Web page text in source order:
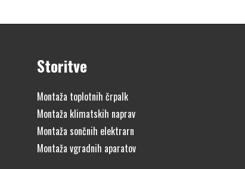
Storitve
Montaža toplotnih črpalk
Montaža klimatskih naprav
Montaža sončnih elektrarn
Montaža vgradnih aparatov